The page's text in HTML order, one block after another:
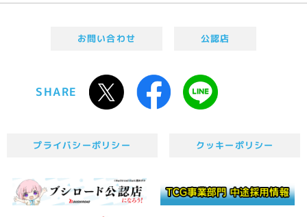
お問い合わせ 公認店
SHARE
プライバシーポリシー クッキーポリシー